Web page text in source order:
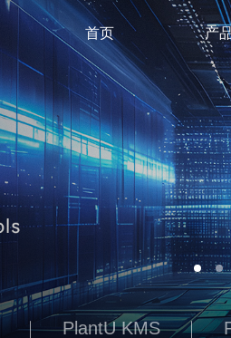
首页 产
PlantU KMS